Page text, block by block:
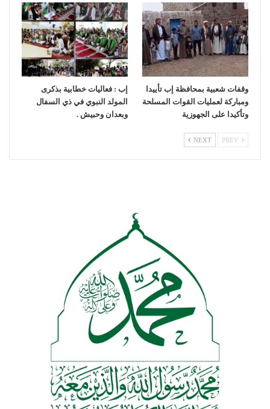
وقفات شعبية بمحافظة إب تأييدا
ومباركة لعمليات القوات المسلحة
وتأكيدا على الجهوزية
إب : فعاليات خطابية بذكرى
المولد النبوي في ذي السفال
وبعدان وحبيش .
NEXT